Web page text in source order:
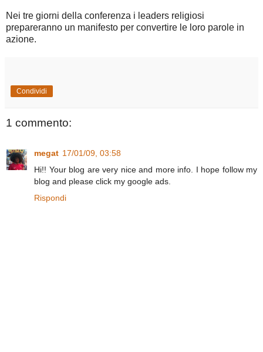
Nei tre giorni della conferenza i leaders religiosi
prepareranno un manifesto per convertire le loro parole in
azione.
Condividi
1 commento:
megat 17/01/09, 03:58
Hi!! Your blog are very nice and more info. I hope follow my
blog and please click my google ads.
Rispondi